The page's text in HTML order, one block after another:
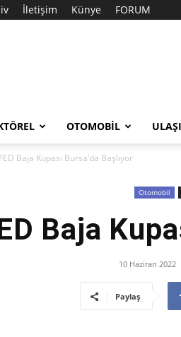
İletişim Künye FORUM
OTOMOBIL
Baja Kupası Bursa’da Başlıyor
Otomobil
Baja
10 Haziran 2022
Paylaş